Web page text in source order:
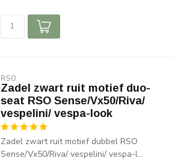
RSO
Zadel zwart ruit motief duo-
seat RSO Sense/Vx50/Riva/
vespelini/ vespa-look
Zadel zwart ruit motief dubbel RSO
Sense/Vx50/Riva/ vespelini/ vespa-l...